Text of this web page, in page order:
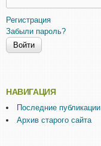
Регистрация
Забыли пароль?
НАВИГАЦИЯ
Последние публикации
Архив старого сайта